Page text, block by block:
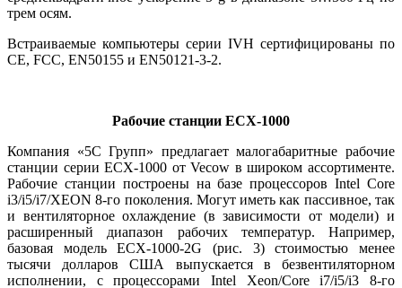
трем осям.
Встраиваемые компьютеры серии IVH сертифицированы по
CE, FCC, EN50155 и EN50121‑3‑2.
Рабочие станции ECX‑1000
Компания «5С Групп» предлагает малогабаритные рабочие
станции серии ECX‑1000 от Vecow в широком ассортименте.
Рабочие станции построены на базе процессоров Intel Core
i3/i5/i7/XEON 8‑го поколения. Могут иметь как пассивное, так
и вентиляторное охлаждение (в зависимости от модели) и
расширенный диапазон рабочих температур. Например,
базовая модель ECX‑1000‑2G (рис. 3) стоимостью менее
тысячи долларов США выпускается в безвентиляторном
исполнении, с процессорами Intel Xeon/Core i7/i5/i3 8‑го